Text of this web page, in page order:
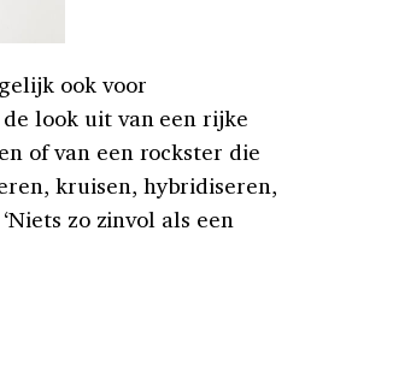
ook voor
look uit van een rijke
of van een rockster die
kruisen, hybridiseren,
zo zinvol als een